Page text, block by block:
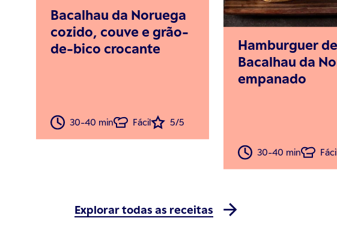
Bacalhau da Noruega
cozido, couve e grão-
de-bico crocante
30-40 min Fácil 5/5
Hamburguer de
Bacalhau da
empanado
30-40 min
Explorar todas as receitas